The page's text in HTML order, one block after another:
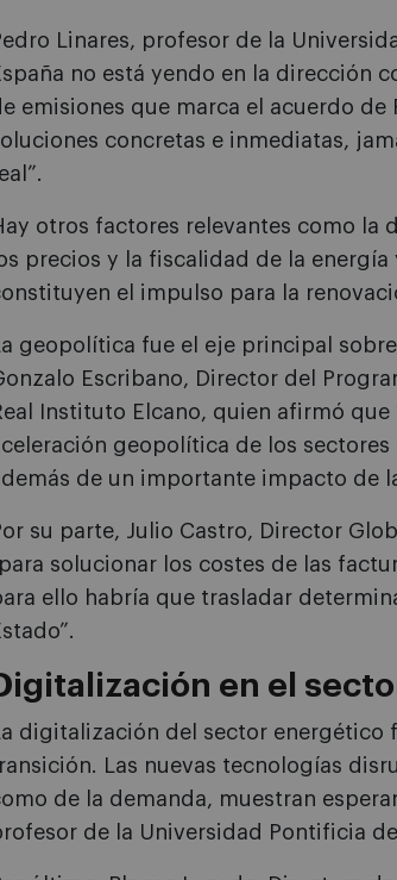
Linares, profesor de la
no está yendo en la dirección
emisiones que marca el acuerdo de
concretas e inmediatas,
otros factores relevantes como
precios y la fiscalidad de la
el impulso para la
geopolítica fue el eje principal
Escribano, Director del
Instituto Elcano, quien afirmó que
geopolítica de los
de un importante impacto de
su parte, Julio Castro, Director
solucionar los costes de las
ello habría que trasladar
en el
digitalización del sector
Las nuevas tecnologías
de la demanda, muestran
de la Universidad Pontificia